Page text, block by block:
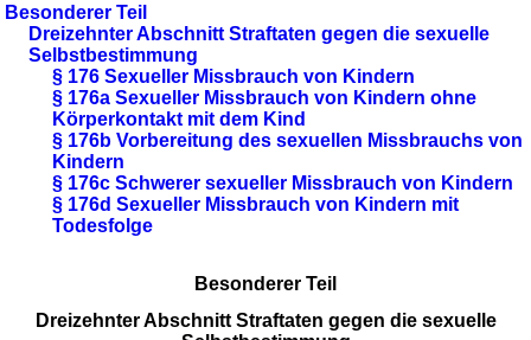
Besonderer Teil
Dreizehnter Abschnitt Straftaten gegen die sexuelle
Selbstbestimmung
§ 176 Sexueller Missbrauch von Kindern
§ 176a Sexueller Missbrauch von Kindern ohne
Körperkontakt mit dem Kind
§ 176b Vorbereitung des sexuellen Missbrauchs von
Kindern
§ 176c Schwerer sexueller Missbrauch von Kindern
§ 176d Sexueller Missbrauch von Kindern mit
Todesfolge
Besonderer Teil
Dreizehnter Abschnitt Straftaten gegen die sexuelle